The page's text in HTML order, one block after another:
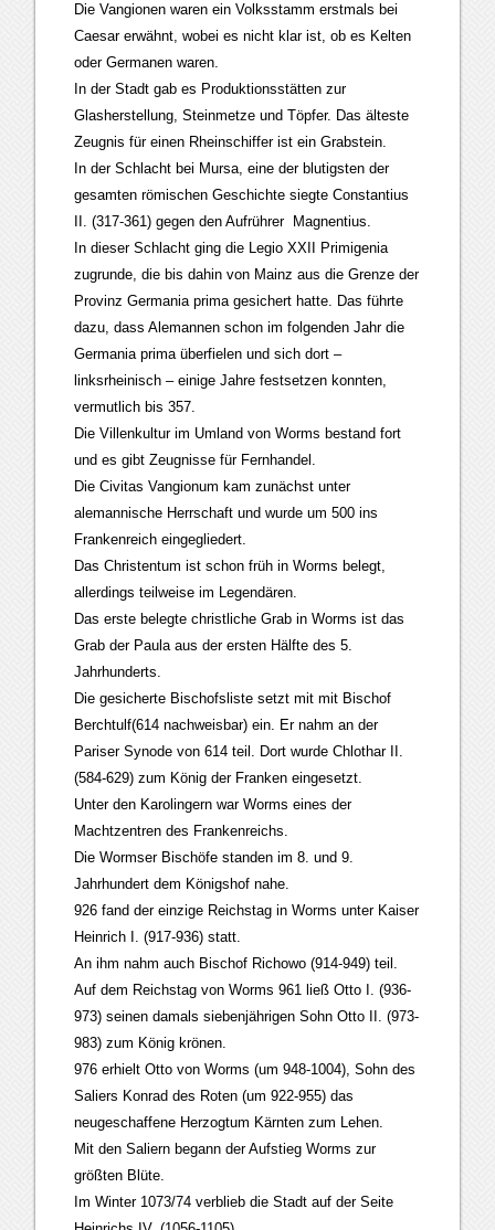
Die Vangionen waren ein Volksstamm erstmals bei
Caesar erwähnt, wobei es nicht klar ist, ob es Kelten
oder Germanen waren.
In der Stadt gab es Produktionsstätten zur
Glasherstellung, Steinmetze und Töpfer. Das älteste
Zeugnis für einen Rheinschiffer ist ein Grabstein.
In der Schlacht bei Mursa, eine der blutigsten der
gesamten römischen Geschichte siegte Constantius
II. (317-361) gegen den Aufrührer Magnentius.
In dieser Schlacht ging die Legio XXII Primigenia
zugrunde, die bis dahin von Mainz aus die Grenze der
Provinz Germania prima gesichert hatte. Das führte
dazu, dass Alemannen schon im folgenden Jahr die
Germania prima überfielen und sich dort –
linksrheinisch – einige Jahre festsetzen konnten,
vermutlich bis 357.
Die Villenkultur im Umland von Worms bestand fort
und es gibt Zeugnisse für Fernhandel.
Die Civitas Vangionum kam zunächst unter
alemannische Herrschaft und wurde um 500 ins
Frankenreich eingegliedert.
Das Christentum ist schon früh in Worms belegt,
allerdings teilweise im Legendären.
Das erste belegte christliche Grab in Worms ist das
Grab der Paula aus der ersten Hälfte des 5.
Jahrhunderts.
Die gesicherte Bischofsliste setzt mit mit Bischof
Berchtulf(614 nachweisbar) ein. Er nahm an der
Pariser Synode von 614 teil. Dort wurde Chlothar II.
(584-629) zum König der Franken eingesetzt.
Unter den Karolingern war Worms eines der
Machtzentren des Frankenreichs.
Die Wormser Bischöfe standen im 8. und 9.
Jahrhundert dem Königshof nahe.
926 fand der einzige Reichstag in Worms unter Kaiser
Heinrich I. (917-936) statt.
An ihm nahm auch Bischof Richowo (914-949) teil.
Auf dem Reichstag von Worms 961 ließ Otto I. (936-
973) seinen damals siebenjährigen Sohn Otto II. (973-
983) zum König krönen.
976 erhielt Otto von Worms (um 948-1004), Sohn des
Saliers Konrad des Roten (um 922-955) das
neugeschaffene Herzogtum Kärnten zum Lehen.
Mit den Saliern begann der Aufstieg Worms zur
größten Blüte.
Im Winter 1073/74 verblieb die Stadt auf der Seite